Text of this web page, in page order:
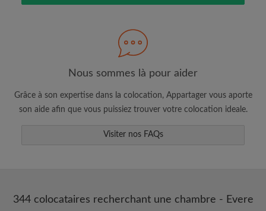
Consultez les chambres et les profils des
Sauvegardez vos recherches
Recevez des alertes pour toute nouvelle
annonce correspondant à vos critères
Faites part aux propriétaires et aux
Nous sommes là pour aider
Grâce à son expertise dans la colocation, Appartager vous aporte
son aide afin que vous puissiez trouver votre colocation ideale.
Visiter nos FAQs
344 colocataires recherchant une chambre - Evere